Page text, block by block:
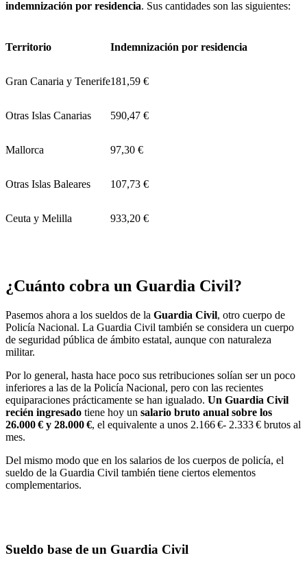
indemnización por residencia. Sus cantidades son las siguientes:
Territorio Indemnización por residencia
Gran Canaria y Tenerife181,59 €
Otras Islas Canarias 590,47 €
Mallorca 97,30 €
Otras Islas Baleares 107,73 €
Ceuta y Melilla 933,20 €
¿Cuánto cobra un Guardia Civil?
Pasemos ahora a los sueldos de la Guardia Civil, otro cuerpo de
Policía Nacional. La Guardia Civil también se considera un cuerpo
de seguridad pública de ámbito estatal, aunque con naturaleza
militar.
Por lo general, hasta hace poco sus retribuciones solían ser un poco
inferiores a las de la Policía Nacional, pero con las recientes
equiparaciones prácticamente se han igualado. Un Guardia Civil
recién ingresado tiene hoy un salario bruto anual sobre los
26.000 € y 28.000 €, el equivalente a unos 2.166 €- 2.333 € brutos al
mes.
Del mismo modo que en los salarios de los cuerpos de policía, el
sueldo de la Guardia Civil también tiene ciertos elementos
complementarios.
Sueldo base de un Guardia Civil